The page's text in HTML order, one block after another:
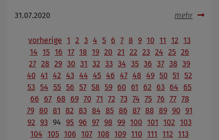
31.07.2020 mehr
vorherige 1 2 3 4 5 6 7 8 9 10 11 12 13
14 15 16 17 18 19 20 21 22 23 24 25 26
27 28 29 30 31 32 33 34 35 36 37 38 39
40 41 42 43 44 45 46 47 48 49 50 51
52
53 54 55 56 57 58 59 60 61 62 63 64
65
66
67 68 69 70 71 72 73 74 75 76 77 78
79 80 81 82 83 84 85 86 87 88 89 90 91
92 93 94 95 96 97 98 99 100 101 102 103
104 105 106 107 108 109 110 111 112 113